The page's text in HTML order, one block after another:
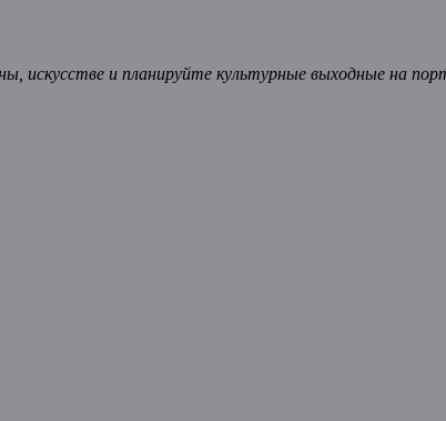
искусстве и планируйте культурные выходные на